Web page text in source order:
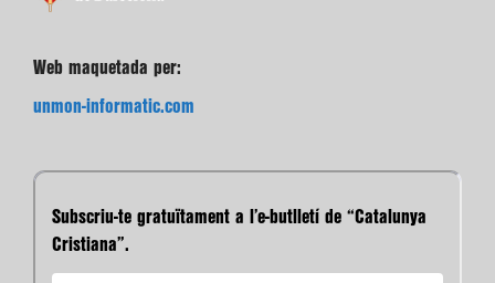
Web maquetada per:
unmon-informatic.com
Subscriu-te gratuïtament a l’e-butlletí de “Catalunya
Cristiana”.